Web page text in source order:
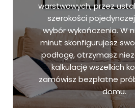
warstwowych, przez
szerokości
wybór wykończenia. W
minut skonfigurujesz
podłogę, otrzymasz
kalkulację wszelkich
zamówisz bezpłatne
domu.